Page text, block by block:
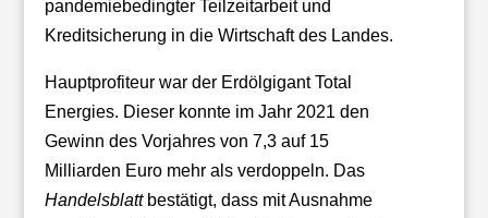
pandemiebedingter Teilzeitarbeit und
Kreditsicherung in die Wirtschaft des Landes.
Hauptprofiteur war der Erdölgigant Total
Energies. Dieser konnte im Jahr 2021 den
Gewinn des Vorjahres von 7,3 auf 15
Milliarden Euro mehr als verdoppeln. Das
Handelsblattbestätigt, dass mit Ausnahme